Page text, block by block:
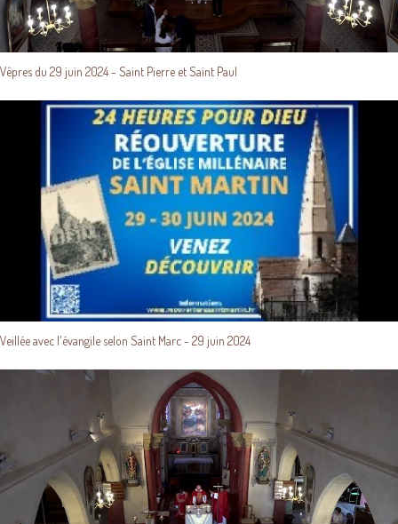
Vêpres du 29 juin 2024 - Saint Pierre et Saint Paul
Veillée avec l'évangile selon Saint Marc - 29 juin 2024